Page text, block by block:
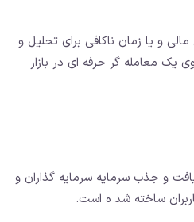
و یا زمان ناکافی برای تحلیل و
یک معامله گر حرفه ای در بازار
و جذب سرمایه سرمایه گذاران و
ساخته شد ه است.